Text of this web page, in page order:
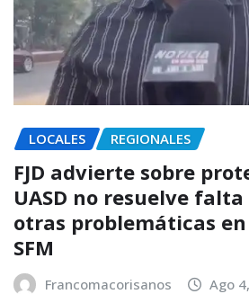
LOCALES REGIONALES
FJD advierte sobre
UASD no resuelve
otras problemáticas
SFM
Francomacorisanos Ago